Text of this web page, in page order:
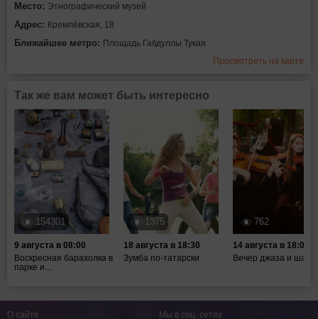
Место: Этнографический музей
Адрес: Кремлёвская, 18
Ближайшее метро: Площадь Габдуллы Тукая
Просмотреть на карте
Так же вам может быть интересно
154301
9 августа в 08:00
Воскресная барахолка в
парке и...
1375
18 августа в 18:30
Зумба по-татарски
762
14 августа в 18:00
Вечер джаза и
О сайте Мы в соц. сетях